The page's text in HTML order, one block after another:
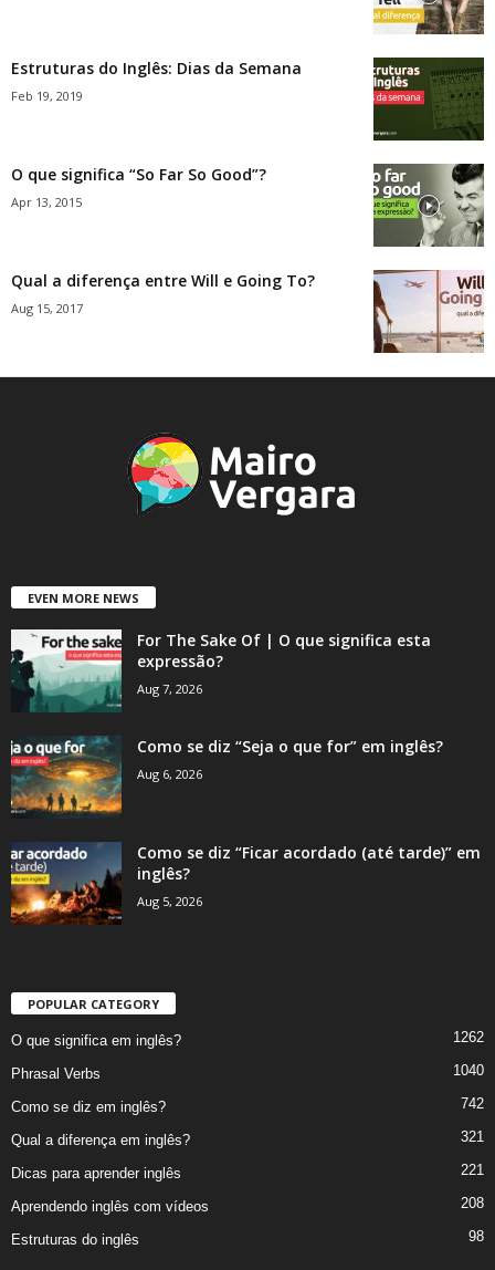
Estruturas do Inglês: Dias da Semana
Feb 19, 2019
O que significa “So Far So Good”?
Apr 13, 2015
Qual a diferença entre Will e Going To?
Aug 15, 2017
EVEN MORE NEWS
For The Sake Of | O que significa esta
expressão?
Aug 7, 2026
Como se diz “Seja o que for” em inglês?
Aug 6, 2026
Como se diz “Ficar acordado (até tarde)” em
inglês?
Aug 5, 2026
POPULAR CATEGORY
O que significa em inglês? 1262
Phrasal Verbs 1040
Como se diz em inglês? 742
Qual a diferença em inglês? 321
Dicas para aprender inglês 221
Aprendendo inglês com vídeos 208
Estruturas do inglês 98